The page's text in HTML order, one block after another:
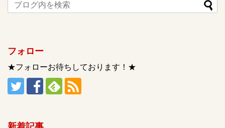
フォロー
★フォローお待ちしております！★